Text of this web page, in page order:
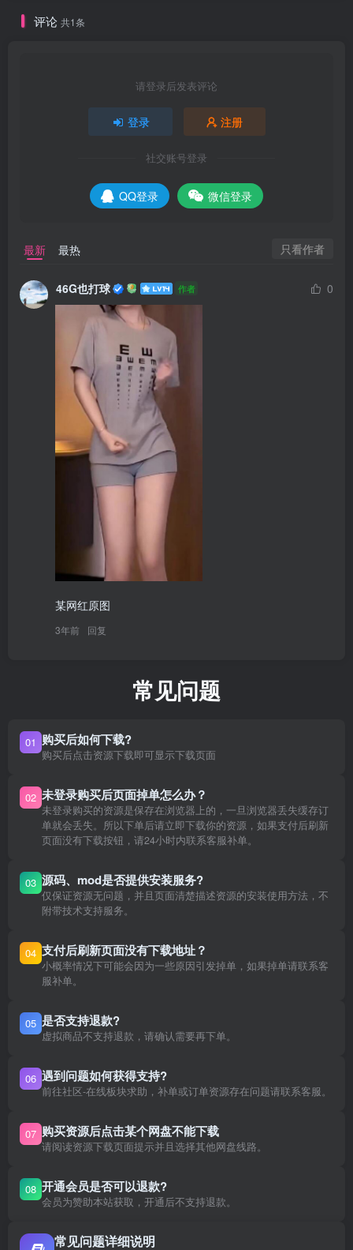
评论 共1条
请登录后发表评论
登录 注册
社交账号登录
QQ登录 微信登录
最新 最热 只看作者
46G也打球 作者 0
某网红原图
3年前 回复
常见问题
01 购买后如何下载?
购买后点击资源下载即可显示下载页面
02 未登录购买后页面掉单怎么办？
未登录购买的资源是保存在浏览器上的，一旦浏览器丢失缓存订
单就会丢失。所以下单后请立即下载你的资源，如果支付后刷新
页面没有下载按钮，请24小时内联系客服补单。
03 源码、mod是否提供安装服务?
仅保证资源无问题，并且页面清楚描述资源的安装使用方法，不
附带技术支持服务。
04 支付后刷新页面没有下载地址？
小概率情况下可能会因为一些原因引发掉单，如果掉单请联系客
服补单。
05 是否支持退款?
虚拟商品不支持退款，请确认需要再下单。
06 遇到问题如何获得支持?
前往社区-在线板块求助，补单或订单资源存在问题请联系客服。
07 购买资源后点击某个网盘不能下载
请阅读资源下载页面提示并且选择其他网盘线路。
08 开通会员是否可以退款?
会员为赞助本站获取，开通后不支持退款。
常见问题详细说明